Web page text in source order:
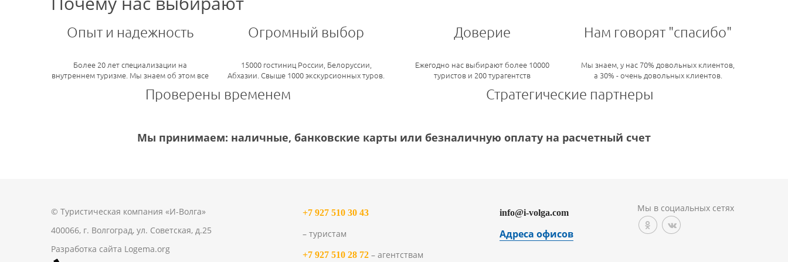
Опыт и надежность
Более 20 лет специализации на
внутреннем туризме. Мы знаем об этом все
Огромный выбор
15000 гостиниц России, Белоруссии,
Абхазии. Свыше 1000 экскурсионных туров.
Доверие
Ежегодно нас выбирают более 10000
туристов и 200 турагентств
Нам говорят "спасибо"
Мы знаем, у нас 70% довольных клиентов,
а 30% - очень довольных клиентов.
Проверены временем Стратегические партнеры
Мы принимаем: наличные, банковские карты или безналичную оплату на расчетный счет
© Туристическая компания «И-Волга»
400066, г. Волгоград, ул. Советская, д.25
Разработка сайта Logema.org
+7 927 510 30 43
– туристам
+7 927 510 28 72 – агентствам
info@i-volga.com
Адреса офисов
Мы в социальных сетях